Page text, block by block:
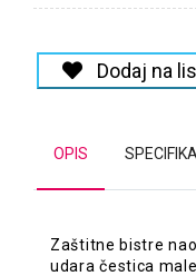
Dodaj na
OPIS
Zaštitne bistre
udara čestica